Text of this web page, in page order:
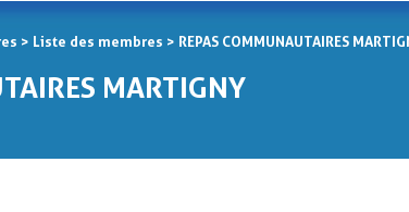
> Liste des membres > REPAS COMMUNAUTAIRES
MARTIGNY